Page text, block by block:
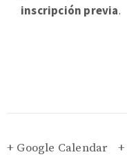
inscripción previa.
+ Google Calendar